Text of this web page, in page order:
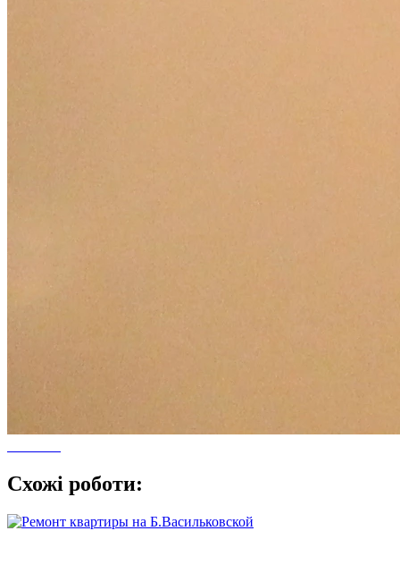
Схожі роботи: